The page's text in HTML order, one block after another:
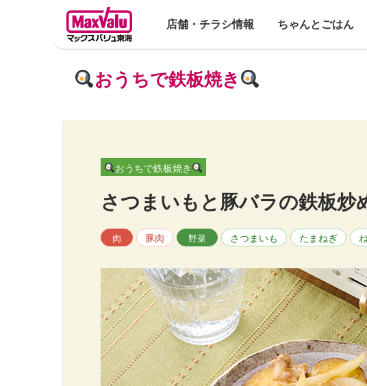
店舗・チラシ情報 ちゃんとごはん
おうちで鉄板焼き
おうちで鉄板焼き
さつまいもと豚バラの鉄板炒
肉 豚肉 野菜 さつまいも たまねぎ